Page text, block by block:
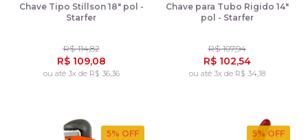
Chave Tipo Stillson 18" pol -
Starfer
R$ 114,82
R$ 109,08
ou até 3x de R$ 36,36
Chave para Tubo Rigido 14"
pol - Starfer
R$ 107,94
R$ 102,54
ou até 3x de R$ 34,18
5% OFF 5% OFF